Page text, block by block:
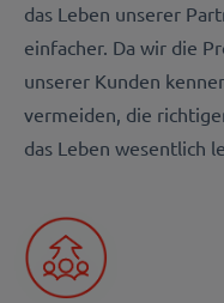
das Leben unserer
einfacher. Da wir die
unserer Kunden
vermeiden, die
das Leben wesentlich